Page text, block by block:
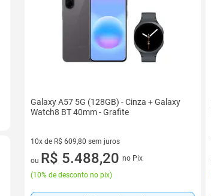
Galaxy A57 5G (128GB) - Cinza + Galaxy
Watch8 BT 40mm - Grafite
10x de R$ 609,80 sem juros
10 vez de R$ 609,80 sem juros
ou R$ 5.488,20 no Pix
(10% de desconto no pix)